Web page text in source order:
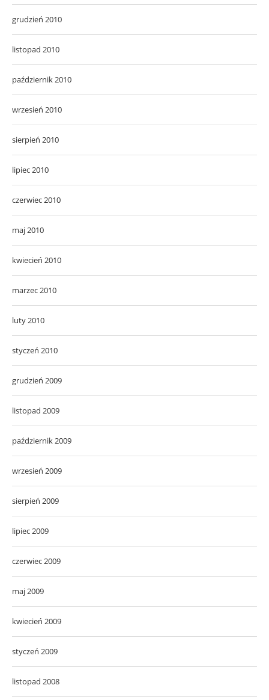
grudzień 2010
listopad 2010
październik 2010
wrzesień 2010
sierpień 2010
lipiec 2010
czerwiec 2010
maj 2010
kwiecień 2010
marzec 2010
luty 2010
styczeń 2010
grudzień 2009
listopad 2009
październik 2009
wrzesień 2009
sierpień 2009
lipiec 2009
czerwiec 2009
maj 2009
kwiecień 2009
styczeń 2009
listopad 2008